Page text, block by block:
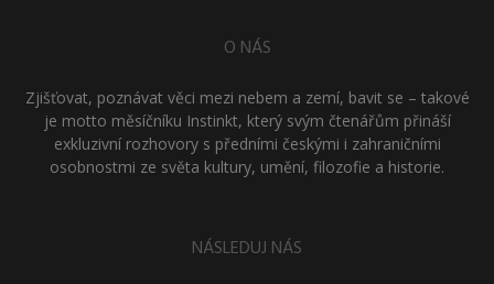
O NÁS
Zjišťovat, poznávat věci mezi nebem a zemí, bavit se – takové
je motto měsíčníku Instinkt, který svým čtenářům přináší
exkluzivní rozhovory s předními českými i zahraničními
osobnostmi ze světa kultury, umění, filozofie a historie.
NÁSLEDUJ NÁS